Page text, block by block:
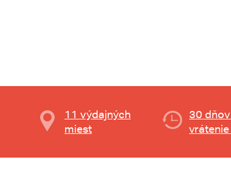
11 výdajných
miest
30 dňov